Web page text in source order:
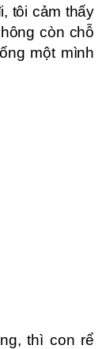
tôi cảm thấy
còn chỗ
một mình
thì con rể